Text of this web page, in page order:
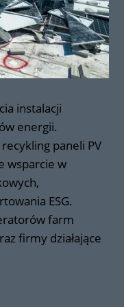
instalacji
energii.
paneli PV
wsparcie w
ESG.
farm
firmy działające